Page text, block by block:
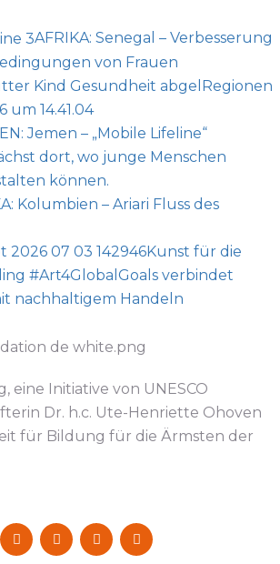
AFRIKA: Senegal – Verbesserung
von Frauen
Jemen – „Mobile Lifeline“
Kolumbien – Ariari Fluss des
Kunst für die
#Art4GlobalGoals verbindet
nachhaltigem Handeln
eine Initiative von UNESCO
Dr. h.c. Ute-Henriette Ohoven
für Bildung für die Ärmsten der